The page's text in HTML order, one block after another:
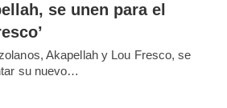
se unen para el
Akapellah y Lou Fresco, se
su nuevo…